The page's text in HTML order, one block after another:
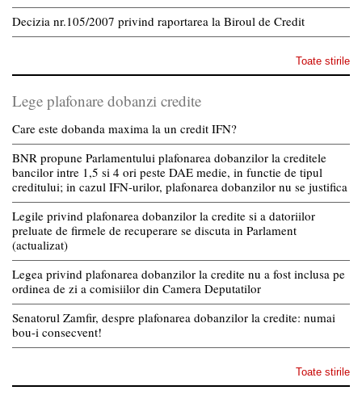
Decizia nr.105/2007 privind raportarea la Biroul de Credit
Toate stirile
Lege plafonare dobanzi credite
Care este dobanda maxima la un credit IFN?
BNR propune Parlamentului plafonarea dobanzilor la creditele
bancilor intre 1,5 si 4 ori peste DAE medie, in functie de tipul
creditului; in cazul IFN-urilor, plafonarea dobanzilor nu se justifica
Legile privind plafonarea dobanzilor la credite si a datoriilor
preluate de firmele de recuperare se discuta in Parlament
(actualizat)
Legea privind plafonarea dobanzilor la credite nu a fost inclusa pe
ordinea de zi a comisiilor din Camera Deputatilor
Senatorul Zamfir, despre plafonarea dobanzilor la credite: numai
bou-i consecvent!
Toate stirile